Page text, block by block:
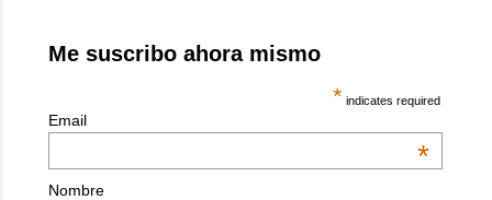
Me suscribo ahora mismo
* indicates required
Email
*
Nombre